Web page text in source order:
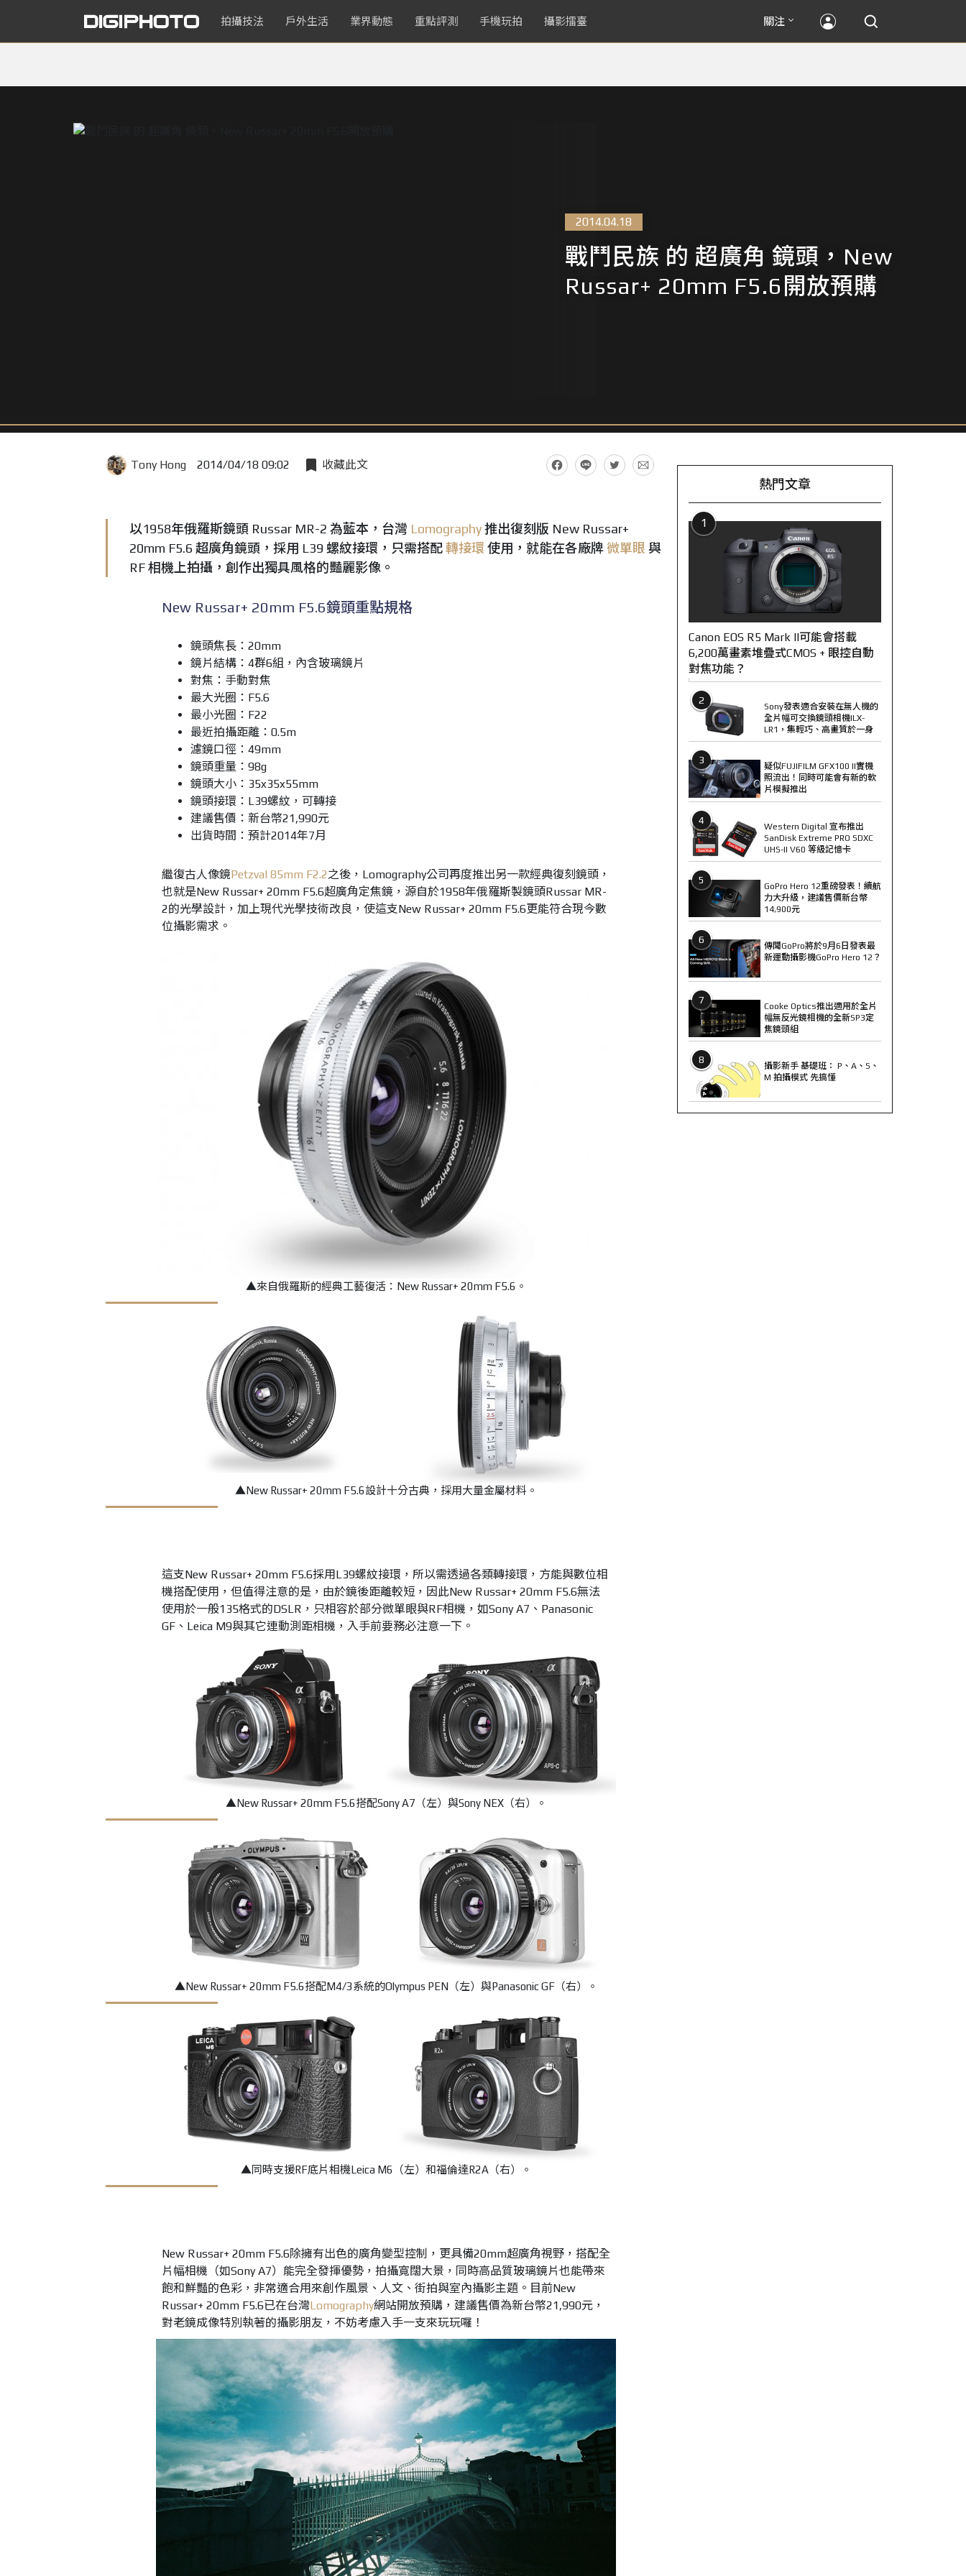
拍攝技法 戶外生活 業界動態 重點評測 手機玩拍 攝影擂臺 關注
2014.04.18
戰鬥民族 的 超廣角 鏡頭，New
Russar+ 20mm F5.6開放預購
Tony Hong 2014/04/18 09:02 收藏此文
以1958年俄羅斯鏡頭 Russar MR-2 為藍本，台灣 Lomography推出復刻版 New Russar+
20mm F5.6 超廣角鏡頭，採用 L39 螺紋接環，只需搭配轉接環 使用，就能在各廠牌微單眼 與
RF 相機上拍攝，創作出獨具風格的豔麗影像。
New Russar+ 20mm F5.6鏡頭重點規格
鏡頭焦長：20mm
鏡片結構：4群6組，內含玻璃鏡片
對焦：手動對焦
最大光圈：F5.6
最小光圈：F22
最近拍攝距離：0.5m
濾鏡口徑：49mm
鏡頭重量：98g
鏡頭大小：35x35x55mm
鏡頭接環：L39螺紋，可轉接
建議售價： 新台幣21,990元
出貨時間：預計2014年7月
繼復古人像鏡Petzval 85mm F2.2之後，Lomography公司再度推出另一款經典復刻鏡頭，
也就是New Russar+ 20mm F5.6超廣角定焦鏡，源自於1958年俄羅斯製鏡頭Russar MR-
2的光學設計，加上現代光學技術改良，使這支New Russar+ 20mm F5.6更能符合現今數
位攝影需求。
▲來自俄羅斯的經典工藝復活：New Russar+ 20mm F5.6。
▲New Russar+ 20mm F5.6設計十分古典，採用大量金屬材料。
這支New Russar+ 20mm F5.6採用L39螺紋接環，所以需透過各類轉接環，方能與數位相
機搭配使用，但值得注意的是，由於鏡後距離較短，因此New Russar+ 20mm F5.6無法
使用於一般135格式的DSLR，只相容於部分微單眼與RF相機，如Sony A7、Panasonic
GF、Leica M9與其它連動測距相機，入手前要務必注意一下。
▲New Russar+ 20mm F5.6搭配Sony A7（左）與Sony NEX（右）。
▲New Russar+ 20mm F5.6搭配M4/3系統的Olympus PEN （左） 與Panasonic GF（右） 。
▲同時支援RF底片相機Leica M6（左）和福倫達R2A（右）。
New Russar+ 20mm F5.6除擁有出色的廣角變型控制，更具備20mm超廣角視野，搭配全
片幅相機（如Sony A7）能完全發揮優勢，拍攝寬闊大景，同時高品質玻璃鏡片也能帶來
飽和鮮豔的色彩，非常適合用來創作風景、人文、街拍與室內攝影主題。目前New
Russar+ 20mm F5.6已在台灣Lomography網站開放預購，建議售價為新台幣21,990元，
對老鏡成像特別執著的攝影朋友，不妨考慮入手一支來玩玩囉！
熱門文章
1
Canon EOS R5 Mark II可能會搭載
6,200萬畫素堆疊式CMOS + 眼控自動
對焦功能？
2
Sony發表適合安裝在無人機的
全片幅可交換鏡頭相機ILX-
LR1，集輕巧、高畫質於一身
3
疑似FUJIFILM GFX100 II實機
照流出！同時可能會有新的軟
片模擬推出
4
Western Digital 宣布推出
SanDisk Extreme PRO SDXC
UHS-II V60 等級記憶卡
5
GoPro Hero 12重磅發表！續航
力大升級，建議售價新台幣
14,900元
6
傳聞GoPro將於9月6日發表最
新運動攝影機GoPro Hero 12？
7
Cooke Optics推出適用於全片
幅無反光鏡相機的全新SP3定
焦鏡頭組
8
攝影新手 基礎班： P、A、S、
M 拍攝模式 先搞懂